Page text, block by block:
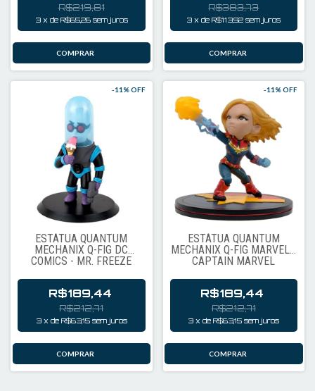
R$219,81
3 x de R$65,26 sem juros
R$383,73
3 xdeR$113,92 sem juros
ESTÁTUA QUANTUM
MECHANIX Q-FIG DC
COMICS - MR. FREEZE
-11 % OFF
R$189,44
R$212,71
3 x de R$63,15 sem juros
ESTÁTUA QUANTUM
MECHANIX Q-FIG MARVEL -
CAPTAIN MARVEL
-11 % OFF
R$189,44
R$212,71
3 xdeR$63,15 sem juros